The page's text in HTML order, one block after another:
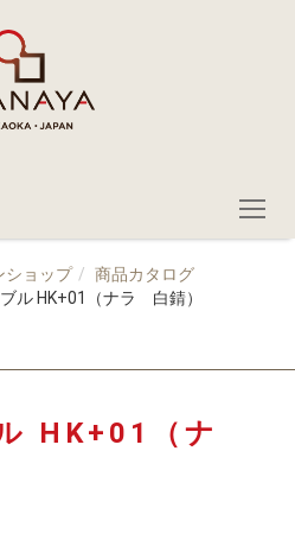
ショップ
商品カタログ
ル HK+01（ナラ 白錆）
HK+01（ナ